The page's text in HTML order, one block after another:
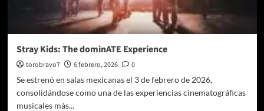
VIEWING,
con
Cinépolis
CINE
Stray Kids: The dominATE Experience
torobravo7 6 febrero, 2026
0
Se estrenó en salas mexicanas el 3 de febrero de 2026,
consolidándose como una de las experiencias cinematográficas
musicales más...